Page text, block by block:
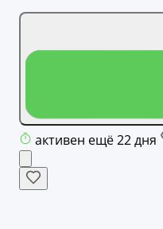
активен ещё 22 дня